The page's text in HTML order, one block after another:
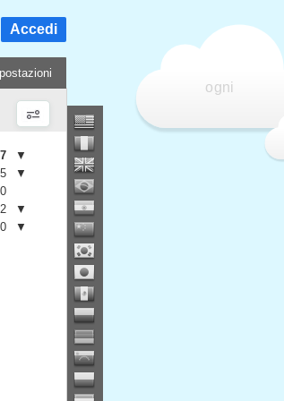
ogni
Accedi
7
▼
5
▼
0
2
▼
0 ▼